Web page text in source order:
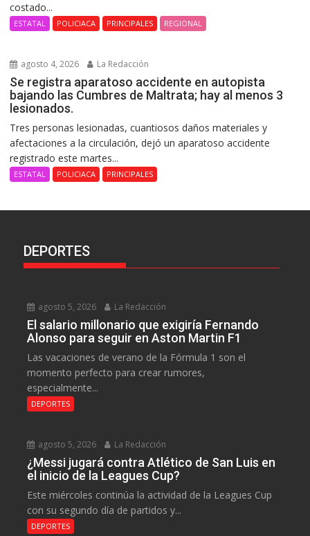
costado...
ESTATAL POLICIACA PRINCIPALES REGIONAL
agosto 4, 2026 La Redacción
Se registra aparatoso accidente en autopista
bajando las Cumbres de Maltrata; hay al menos 3
lesionados.
Tres personas lesionadas, cuantiosos daños materiales y
afectaciones a la circulación, dejó un aparatoso accidente
registrado este martes...
ESTATAL POLICIACA PRINCIPALES
DEPORTES
agosto 5, 2026 La Redacción
El salario millonario que exigiría Fernando
Alonso para seguir en Aston Martin F1
Las vacaciones de verano de la Fórmula 1 son el
momento perfecto para crear rumores,
especialmente...
DEPORTES
agosto 5, 2026 La Redacción
¿Messi jugará contra Atlético de San Luis en
el inicio de la Leagues Cup?
Este miércoles continúa la actividad de la Leagues Cup
con su segundo día de partidos y...
DEPORTES